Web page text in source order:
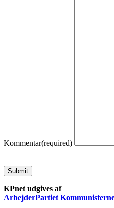
Kommentar(required)
Submit
KPnet udgives af
ArbejderPartiet